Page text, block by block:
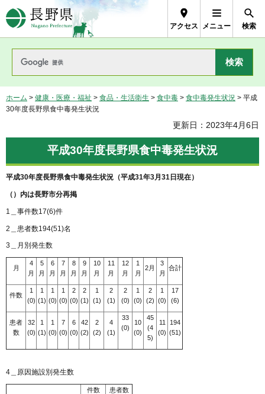
長野県Nagano Prefecture
アクセス メニュー 検索
ホーム > 健康・医療・福祉 > 食品・生活衛生 > 食中毒 > 食中毒発生状況 > 平成
30年度長野県食中毒発生状況
更新日：2023年4月6日
平成30年度長野県食中毒発生状況
平成30年度長野県食中毒発生状況（平成31年3月31日現在）
（）内は長野市分再掲
1＿事件数17(6)件
2＿患者数194(51)名
3＿月別発生数
月
4
月
5
月
6
月
7
月
8
月
9
月
10
月
11
月
12
月
1
月
2月
3
月
合計
件数
1
(0)
1
(1)
1
(0)
1
(0)
2
(0)
2
(1)
1
(1)
2
(1)
2
(0)
1
(0)
2
(2)
1
(0)
17
(6)
患者
数
32
(0)
1
(1)
1
(0)
7
(0)
6
(0)
42
(2)
2
(2)
4
(1)
33
(0)
10
(0)
45
(4
5)
11
(0)
194
(51)
4＿原因施設別発生数
件数 患者数